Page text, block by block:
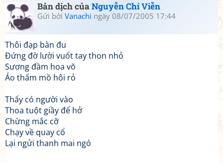
Bản dịch củaNguyễn Chí Viễn
Gửi bởi Vanachi ngày 08/07/2005 17:44
Thôi đạp bàn đu
Đứng đờ lười vuốt tay thon nhỏ
Sương đầm hoa võ
Áo thấm mồ hôi rỏ
Thấy có người vào
Thoa tuột giầy để hở
Chừng mắc cỡ
Chạy về quay cổ
Lại ngửi thanh mai ngó